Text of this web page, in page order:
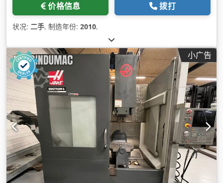
价格信息 拨打
状况: 二手, 制造年份: 2010,
小广告